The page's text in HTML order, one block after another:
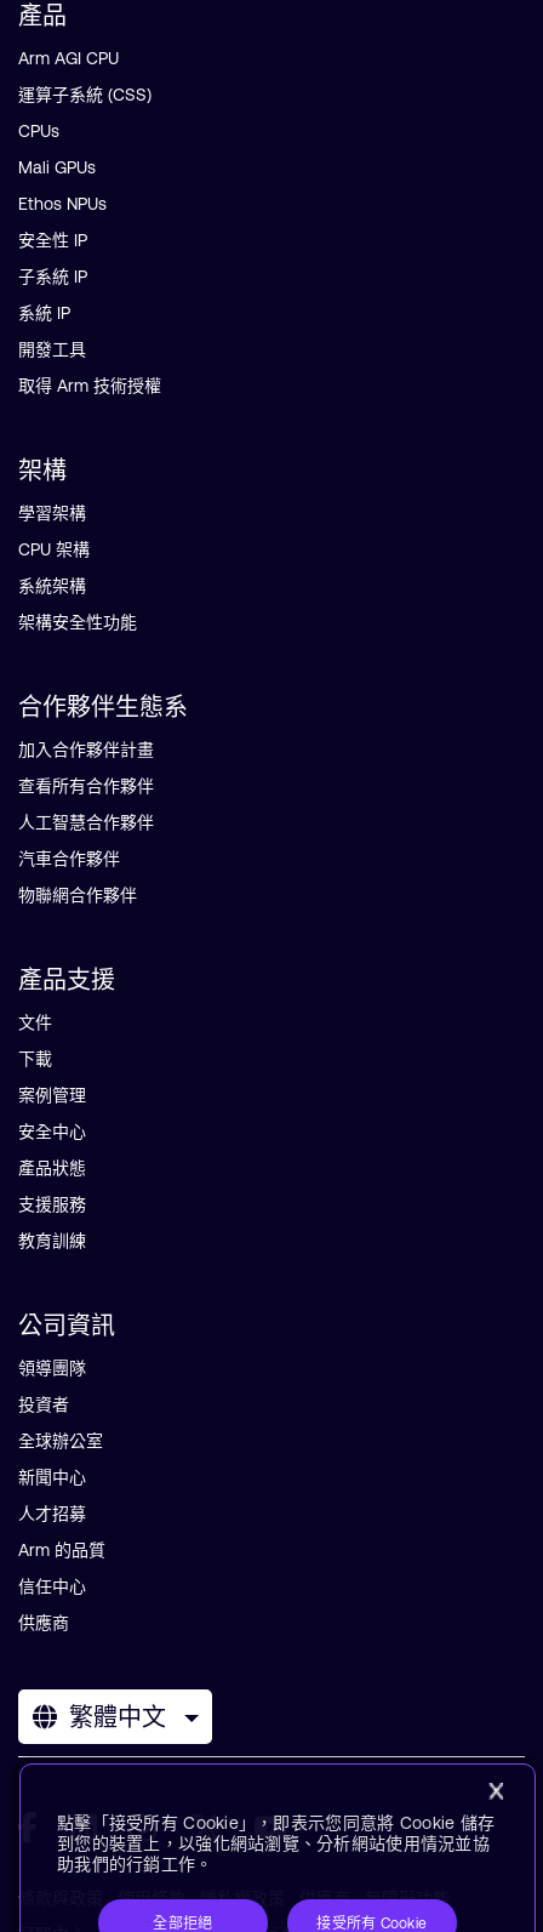
產品
Arm AGI CPU
運算子系統 (CSS)
CPUs
Mali GPUs
Ethos NPUs
安全性 IP
子系統 IP
系統 IP
開發工具
取得 Arm 技術授權
架構
學習架構
CPU 架構
系統架構
架構安全性功能
合作夥伴生態系
加入合作夥伴計畫
查看所有合作夥伴
人工智慧合作夥伴
汽車合作夥伴
物聯網合作夥伴
產品支援
文件
下載
案例管理
安全中心
產品狀態
支援服務
教育訓練
公司資訊
領導團隊
投資者
全球辦公室
新聞中心
人才招募
Arm 的品質
信任中心
供應商
繁體中文
條款與政策 使用條款 隱私權政策 供應商
無障礙功能
點擊「接受所有 Cookie」，即表示您同意將 Cookie 儲存
到您的裝置上，以強化網站瀏覽、分析網站使用情況並協
助我們的行銷工作。
全部拒絕 接受所有 Cookie